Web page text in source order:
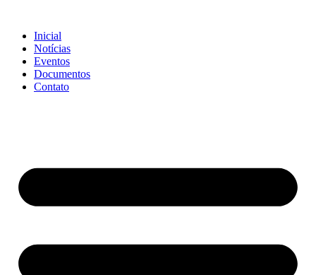
conteúdo
Inicial
Notícias
Eventos
Documentos
Contato